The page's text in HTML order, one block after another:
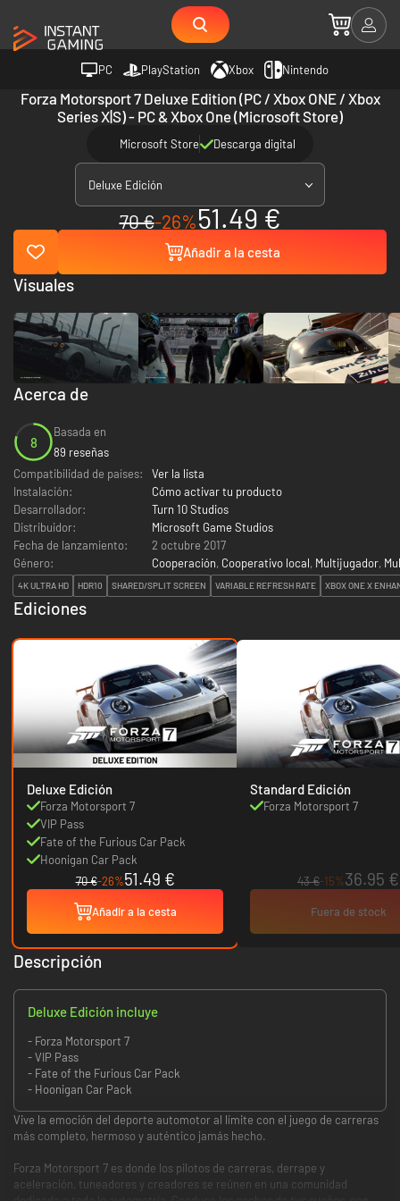
PC PlayStation Xbox Nintendo
Forza Motorsport 7 Deluxe Edition (PC / Xbox ONE / Xbox
Series X|S) - PC & Xbox One (Microsoft Store)
Microsoft Store Descarga digital
Deluxe Edición
70 €-26%51.49 €
Añadir a la cesta
Acerca de
8
Basada en
89 reseñas
Compatibilidad de países:
Ver la lista
Instalación:
Cómo activar tu producto
Desarrollador:
Turn 10 Studios
Distribuidor:
Microsoft Game Studios
Fecha de lanzamiento:
2 octubre 2017
Género:
Cooperación, Cooperativo local, Multijugador,
4K ULTRA HD HDR10 SHARED/SPLIT SCREEN VARIABLE REFRESH RATE XBOX ONE X
Ediciones
Deluxe Edición
Forza Motorsport 7
VIP Pass
Fate of the Furious Car Pack
Hoonigan Car Pack
70 €-26%51.49 €
Añadir a la cesta
Standard Edición
Forza Motorsport 7
43 €-15%36.95 €
Fuera de stock
Visuales
Descripción
Deluxe Edición incluye
- Forza Motorsport 7
- VIP Pass
- Fate of the Furious Car Pack
- Hoonigan Car Pack
Vive la emoción del deporte automotor al límite con el juego de carreras
más completo, hermoso y auténtico jamás hecho.
Forza Motorsport 7 es donde los pilotos de carreras, derrape y
aceleración, tuneadores y creadores se reúnen en una comunidad